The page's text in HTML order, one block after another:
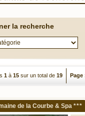
la recherche
1 à 15 sur un total de 19 Page
de la Courbe & Spa ***